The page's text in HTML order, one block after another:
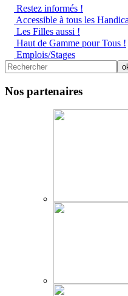
Restez informés !
Accessible à tous les
Les Filles aussi !
Haut de Gamme pour Tous !
Emplois/Stages
Nos partenaires